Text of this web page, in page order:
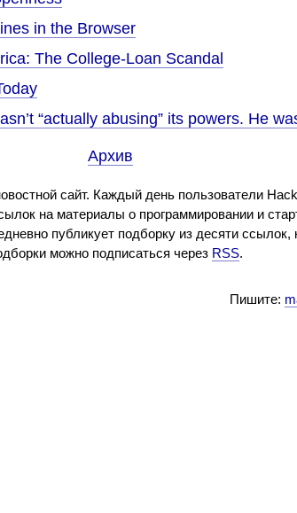
in the Browser
The College-Loan Scandal
“actually abusing” its powers. He
Архив
сайт. Каждый день пользователи
на материалы о программировании и
публикует подборку из десяти
можно подписаться через RSS.
Пишите: